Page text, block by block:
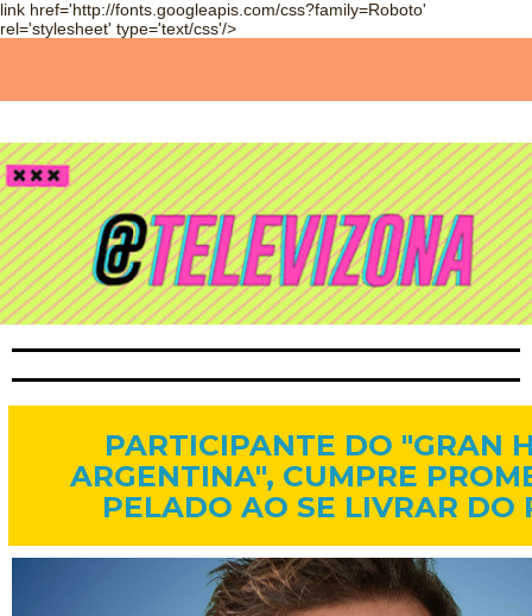
link href='http://fonts.googleapis.com/css?family=Roboto'
rel='stylesheet' type='text/css'/>
PARTICIPANTE DO "GRAN
ARGENTINA", CUMPRE
PELADO AO SE LIVRAR DO